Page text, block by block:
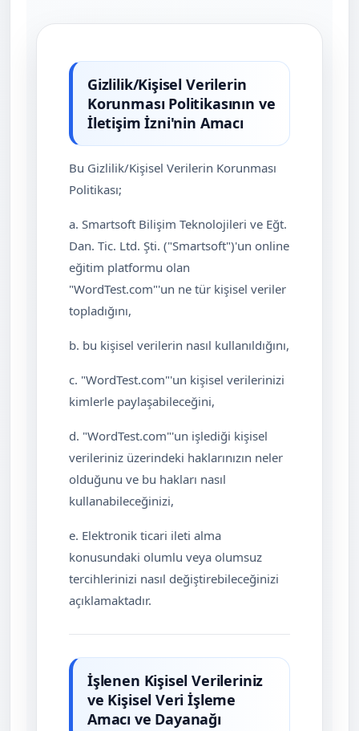
Gizlilik/Kişisel Verilerin
Korunması Politikasının ve
İletişim İzni'nin Amacı
Bu Gizlilik/Kişisel Verilerin Korunması
Politikası;
a. Smartsoft Bilişim Teknolojileri ve Eğt.
Dan. Tic. Ltd. Şti. ("Smartsoft")'un online
eğitim platformu olan
"WordTest.com"'un ne tür kişisel veriler
topladığını,
b. bu kişisel verilerin nasıl kullanıldığını,
c. "WordTest.com"'un kişisel verilerinizi
kimlerle paylaşabileceğini,
d. "WordTest.com"'un işlediği kişisel
verileriniz üzerindeki haklarınızın neler
olduğunu ve bu hakları nasıl
kullanabileceğinizi,
e. Elektronik ticari ileti alma
konusundaki olumlu veya olumsuz
tercihlerinizi nasıl değiştirebileceğinizi
açıklamaktadır.
İşlenen Kişisel Verileriniz
ve Kişisel Veri İşleme
Amacı ve Dayanağı